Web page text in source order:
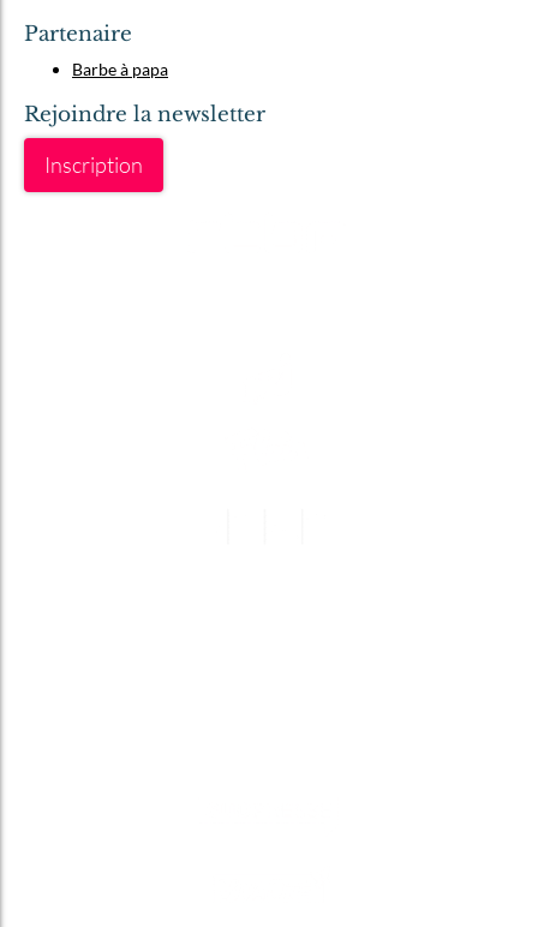
Partenaire
Barbe à papa
Rejoindre la newsletter
Inscription